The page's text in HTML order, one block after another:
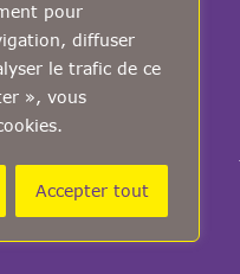
pour
diffuser
le trafic de ce
», vous
Accepter tout
et conseil
et débat
de nous